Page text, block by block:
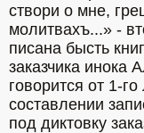
створи о мне,
молитвахъ...» -
писана бысть
заказчика инока
говорится от 1-
составлении
под диктовку